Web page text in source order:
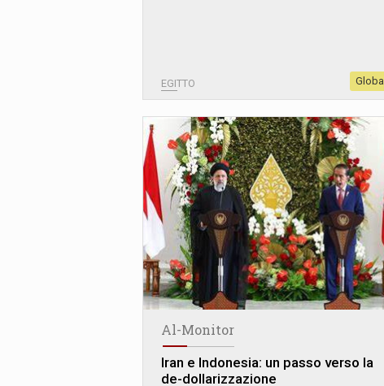
EGITTO Global
Al-Monitor
Iran e Indonesia: un passo verso la
de-dollarizzazione